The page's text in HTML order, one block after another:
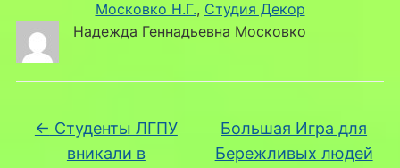
Московко Н.Г., Студия Декор
Надежда Геннадьевна Московко
← Студенты ЛГПУ
вникали в
Большая Игра для
Бережливых людей